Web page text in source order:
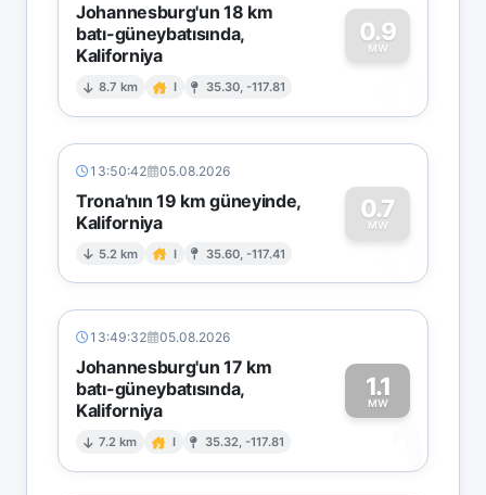
Johannesburg'un 18 km
batı-güneybatısında,
Kaliforniya
8.7 km I 35.30, -117.81
0.9
MW
0
13:50:42 05.08.2026
Trona'nın 19 km güneyinde,
Kaliforniya
5.2 km I 35.60, -117.41
0.7
MW
0
13:49:32 05.08.2026
Johannesburg'un 17 km
batı-güneybatısında,
Kaliforniya
7.2 km I 35.32, -117.81
1.1
MW
1